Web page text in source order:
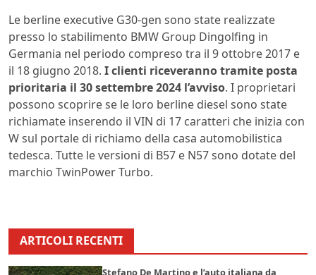
Le berline executive G30-gen sono state realizzate
presso lo stabilimento BMW Group Dingolfing in
Germania nel periodo compreso tra il 9 ottobre 2017 e
il 18 giugno 2018. I clienti riceveranno tramite posta
prioritaria il 30 settembre 2024 l’avviso. I proprietari
possono scoprire se le loro berline diesel sono state
richiamate inserendo il VIN di 17 caratteri che inizia con
W sul portale di richiamo della casa automobilistica
tedesca. Tutte le versioni di B57 e N57 sono dotate del
marchio TwinPower Turbo.
ARTICOLI RECENTI
Stefano De Martino e l’auto italiana da